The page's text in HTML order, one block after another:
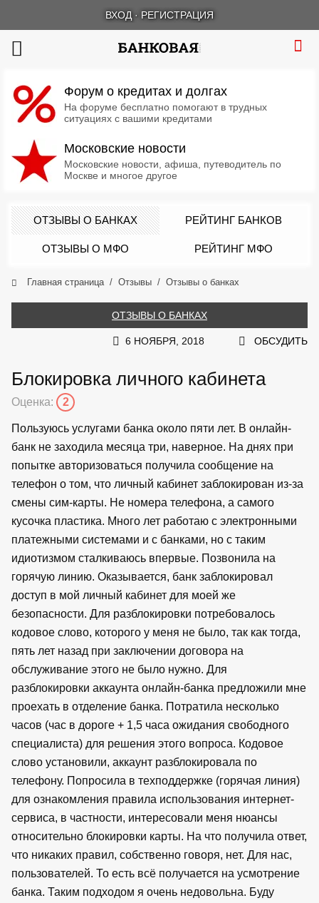
ВХОД · РЕГИСТРАЦИЯ
Форум о кредитах и долгах
На форуме бесплатно помогают в трудных
ситуациях с вашими кредитами
Московские новости
Московские новости, афиша, путеводитель по
Москве и многое другое
ОТЗЫВЫ О БАНКАХ РЕЙТИНГ БАНКОВ
ОТЗЫВЫ О МФО РЕЙТИНГ МФО
Главная страница Отзывы Отзывы о банках
ОТЗЫВЫ О БАНКАХ
6 НОЯБРЯ, 2018 ОБСУДИТЬ
Блокировка личного кабинета
Оценка: 2
Пользуюсь услугами банка около пяти лет. В онлайн-
банк не заходила месяца три, наверное. На днях при
попытке авторизоваться получила сообщение на
телефон о том, что личный кабинет заблокирован из-за
смены сим-карты. Не номера телефона, а самого
кусочка пластика. Много лет работаю с электронными
платежными системами и с банками, но с таким
идиотизмом сталкиваюсь впервые. Позвонила на
горячую линию. Оказывается, банк заблокировал
доступ в мой личный кабинет для моей же
безопасности. Для разблокировки потребовалось
кодовое слово, которого у меня не было, так как тогда,
пять лет назад при заключении договора на
обслуживание этого не было нужно. Для
разблокировки аккаунта онлайн-банка предложили мне
проехать в отделение банка. Потратила несколько
часов (час в дороге + 1,5 часа ожидания свободного
специалиста) для решения этого вопроса. Кодовое
слово установили, аккаунт разблокировала по
телефону. Попросила в техподдержке (горячая линия)
для ознакомления правила использования интернет-
сервиса, в частности, интересовали меня нюансы
относительно блокировки карты. На что получила ответ,
что никаких правил, собственно говоря, нет. Для нас,
пользователей. То есть всё получается на усмотрение
банка. Таким подходом я очень недовольна. Буду